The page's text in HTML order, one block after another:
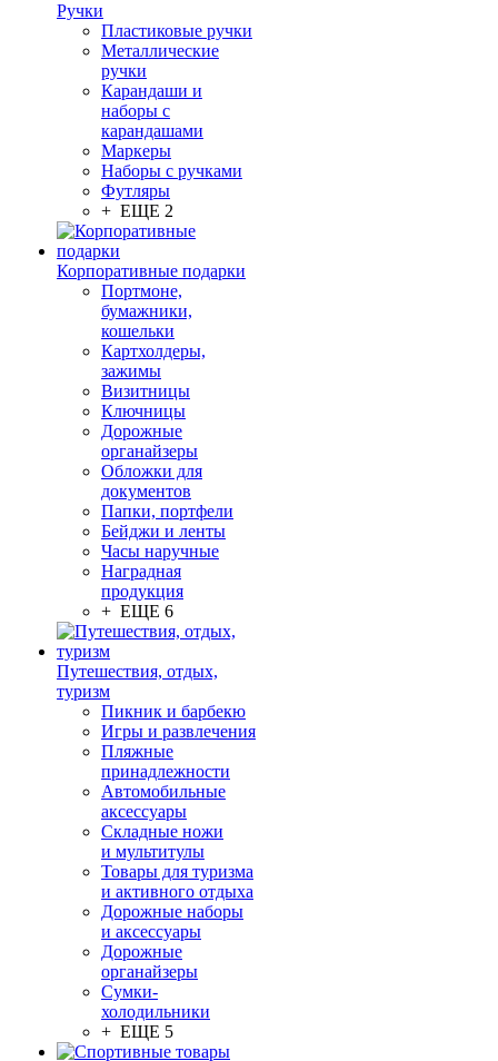
Ручки
Пластиковые ручки
Металлические
ручки
Карандаши и
наборы с
карандашами
Маркеры
Наборы с ручками
Футляры
+ ЕЩЕ 2
Корпоративные подарки
Портмоне,
бумажники,
кошельки
Картхолдеры,
зажимы
Визитницы
Ключницы
Дорожные
органайзеры
Обложки для
документов
Папки, портфели
Бейджи и ленты
Часы наручные
Наградная
продукция
+ ЕЩЕ 6
Путешествия, отдых,
туризм
Пикник и барбекю
Игры и развлечения
Пляжные
принадлежности
Автомобильные
аксессуары
Складные ножи
и мультитулы
Товары для туризма
и активного отдыха
Дорожные наборы
и аксессуары
Дорожные
органайзеры
Сумки-
холодильники
+ ЕЩЕ 5